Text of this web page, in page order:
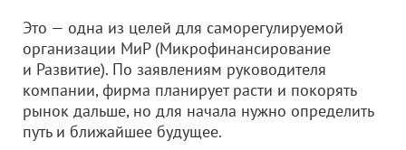
Это — одна из целей для саморегулируемой
организации МиР (Микрофинансирование
и Развитие). По заявлениям руководителя
компании, фирма планирует расти и покорять
рынок дальше, но для начала нужно определить
путь и ближайшее будущее.